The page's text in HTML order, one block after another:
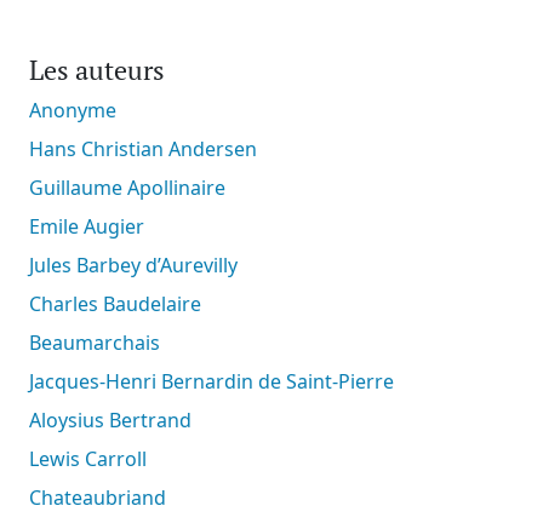
Les auteurs
Anonyme
Hans Christian Andersen
Guillaume Apollinaire
Emile Augier
Jules Barbey d’Aurevilly
Charles Baudelaire
Beaumarchais
Jacques-Henri Bernardin de Saint-Pierre
Aloysius Bertrand
Lewis Carroll
Chateaubriand